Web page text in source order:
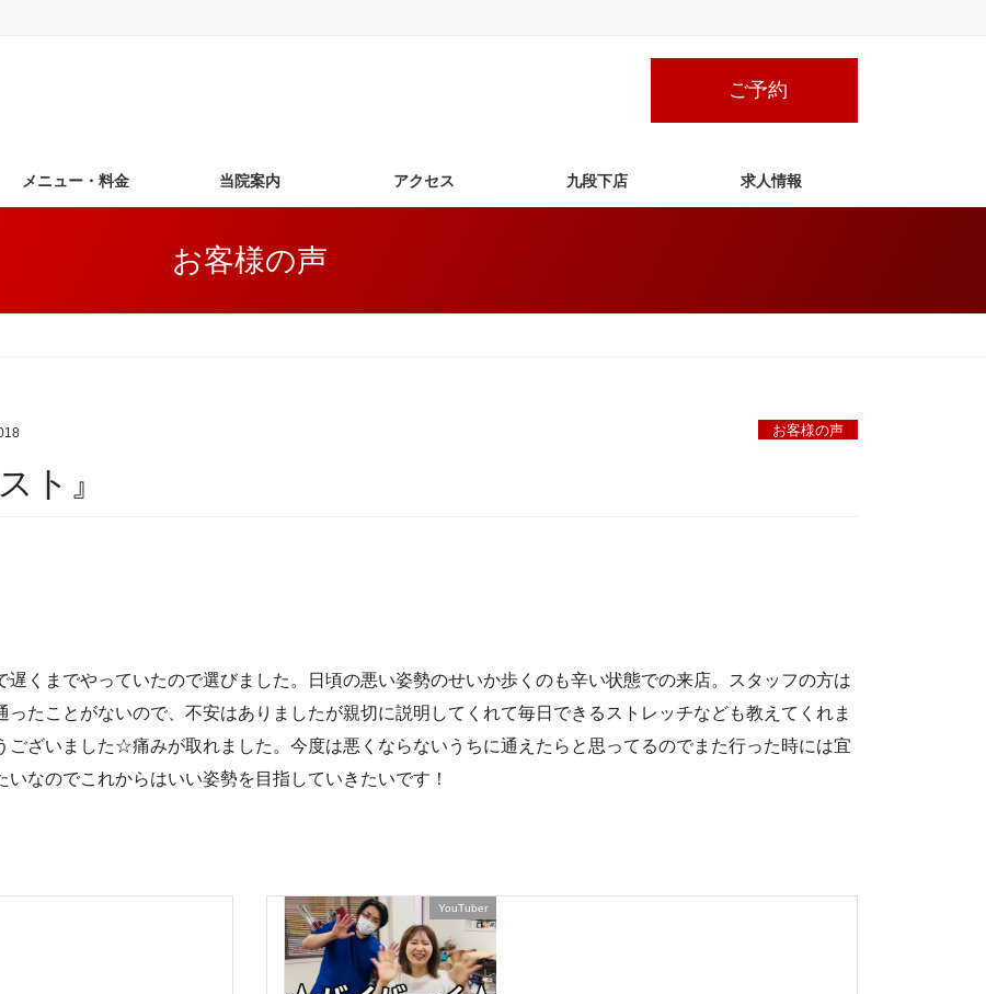
ご予約
メニュー・料金 当院案内 アクセス 九段下店 求人情報
お客様の声
お客様の声
ト』
くまでやっていたので選びました。日頃の悪い姿勢のせいか歩くのも辛い状態での来店。スタッフの方は
たことがないので、不安はありましたが親切に説明してくれて毎日できるストレッチなども教えてくれま
ございました☆痛みが取れました。今度は悪くならないうちに通えたらと思ってるのでまた行った時には宜
なのでこれからはいい姿勢を目指していきたいです！
YouTuber